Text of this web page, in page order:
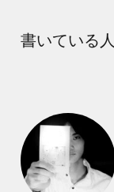
書いている人